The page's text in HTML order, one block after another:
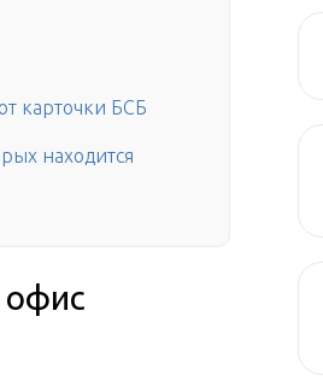
карточки БСБ
находится